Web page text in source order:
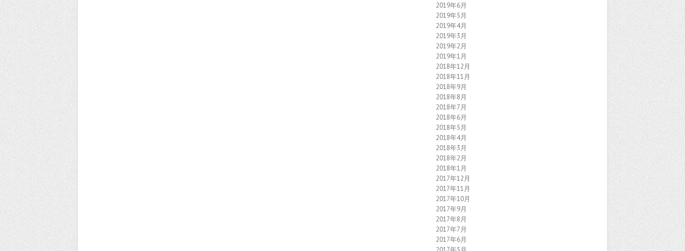
2019年6月
2019年5月
2019年4月
2019年3月
2019年2月
2019年1月
2018年12月
2018年11月
2018年9月
2018年8月
2018年7月
2018年6月
2018年5月
2018年4月
2018年3月
2018年2月
2018年1月
2017年12月
2017年11月
2017年10月
2017年9月
2017年8月
2017年7月
2017年6月